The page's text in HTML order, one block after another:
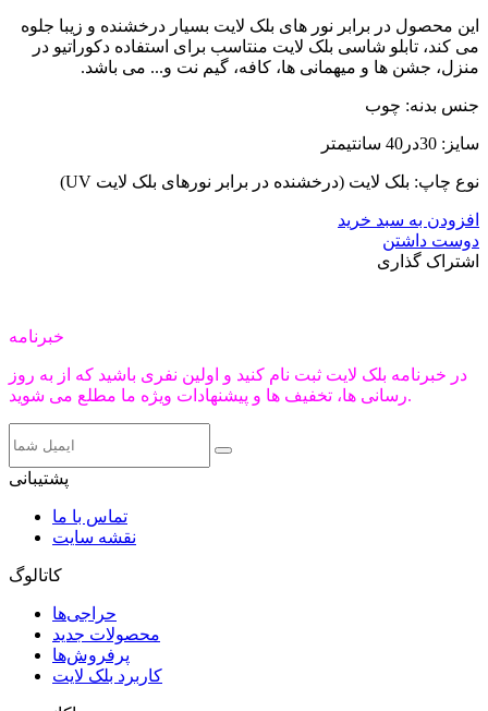
این محصول در برابر نور های بلک لایت بسیار درخشنده و زیبا جلوه
می کند، تابلو شاسی بلک لایت منتاسب برای استفاده دکوراتیو در
منزل، جشن ها و میهمانی ها، کافه، گیم نت و... می باشد.
جنس بدنه: چوب
سایز: 30در40 سانتیمتر
نوع چاپ: بلک لایت (درخشنده در برابر نورهای بلک لایت UV)
افزودن به سبد خرید
دوست داشتن
اشتراک گذاری
خبرنامه
در خبرنامه بلک لایت ثبت نام کنید و اولین نفری باشید که از به روز
رسانی ها، تخفیف ها و پیشنهادات ویژه ما مطلع می شوید.
پشتیبانی
تماس با ما
نقشه سایت
کاتالوگ
حراجی‌ها
محصولات جدید
پرفروش‌ها
کاربرد بلک لایت